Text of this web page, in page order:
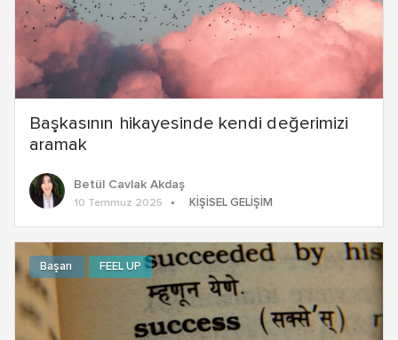
Başkasının hikayesinde kendi değerimizi
aramak
Betül Cavlak Akdaş
10 Temmuz 2025 KIŞISEL GELIŞIM
Başarı FEEL UP